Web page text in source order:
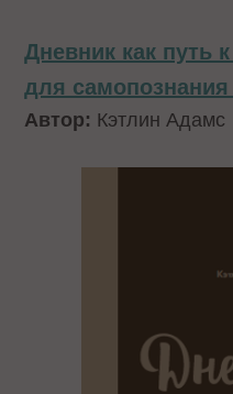
Дневник как путь
для самопознания
Автор: Кэтлин Адамс